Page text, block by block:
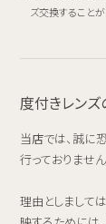
ズ交換すること
度付きレン
当店では、誠に
行っておりません
理由としまして